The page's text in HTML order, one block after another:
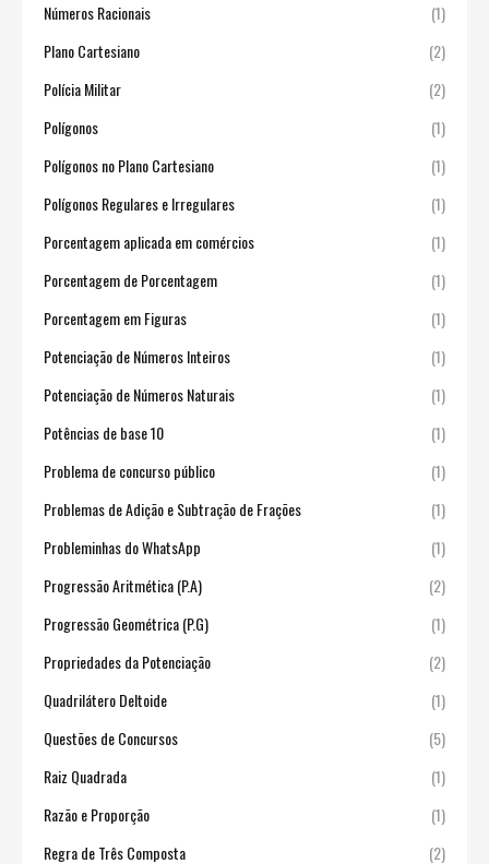
Números Racionais
(1)
Plano Cartesiano
(2)
Polícia Militar
(2)
Polígonos
(1)
Polígonos no Plano Cartesiano
(1)
Polígonos Regulares e Irregulares
(1)
Porcentagem aplicada em comércios
(1)
Porcentagem de Porcentagem
(1)
Porcentagem em Figuras
(1)
Potenciação de Números Inteiros
(1)
Potenciação de Números Naturais
(1)
Potências de base 10
(1)
Problema de concurso público
(1)
Problemas de Adição e Subtração de Frações
(1)
Probleminhas do WhatsApp
(1)
Progressão Aritmética (P.A)
(2)
Progressão Geométrica (P.G)
(1)
Propriedades da Potenciação
(2)
Quadrilátero Deltoide
(1)
Questões de Concursos
(5)
Raiz Quadrada
(1)
Razão e Proporção
(1)
Regra de Três Composta
(2)